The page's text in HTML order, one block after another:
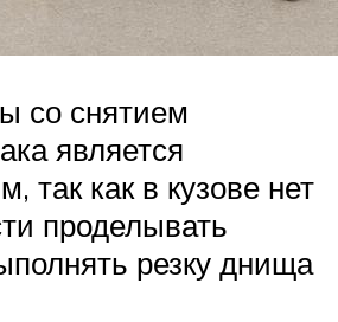
со снятием
является
так как в кузове нет
проделывать
резку днища